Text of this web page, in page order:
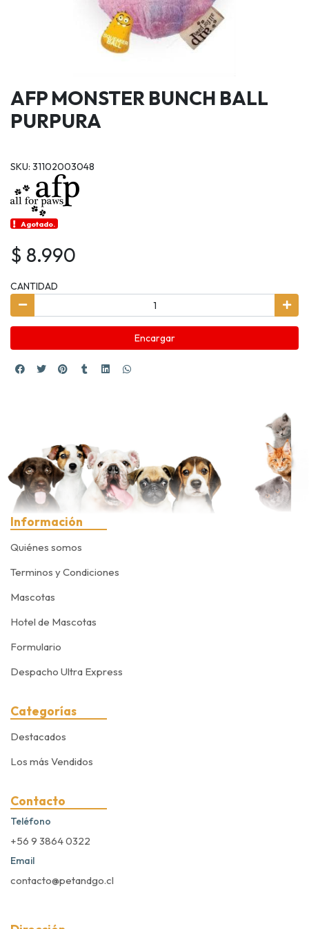
AFP MONSTER BUNCH BALL
PURPURA
SKU: 31102003048
Agotado.
$ 8.990
CANTIDAD
Encargar
Información
Quiénes somos
Terminos y Condiciones
Mascotas
Hotel de Mascotas
Formulario
Despacho Ultra Express
Categorías
Destacados
Los más Vendidos
Contacto
Teléfono
+56 9 3864 0322
Email
contacto@petandgo.cl